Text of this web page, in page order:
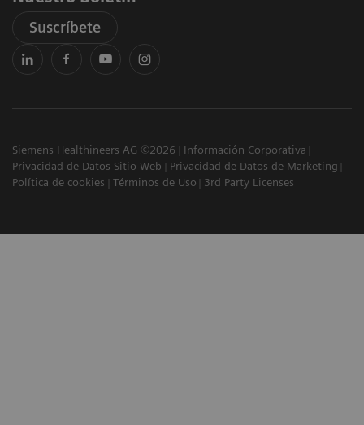
Suscríbete
Siemens Healthineers AG ©2026
Información Corporativa
Privacidad de Datos Sitio Web
Privacidad de Datos de Marketing
Política de cookies
Términos de Uso 3rd Party Licenses